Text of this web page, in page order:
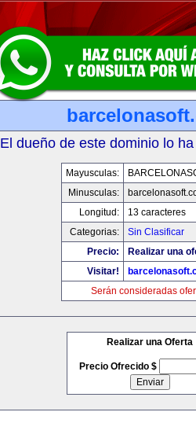
El dueño de este dominio lo
Mayusculas:
Minusculas:
Longitud:
13 caracteres
Categorias:
Sin Clasificar
Precio:
Realizar una
Visitar!
Serán consideradas
Realizar una Oferta
Precio Ofrecido $